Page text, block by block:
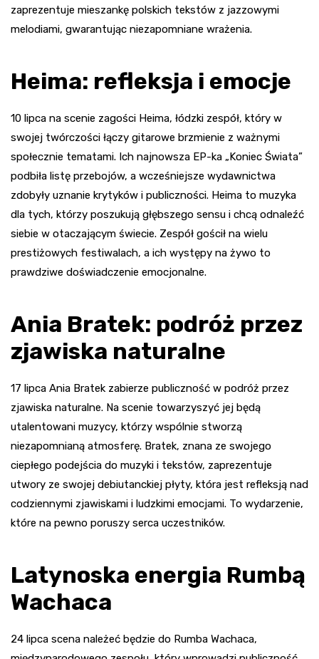
zaprezentuje mieszankę polskich tekstów z jazzowymi
melodiami, gwarantując niezapomniane wrażenia.
Heima: refleksja i emocje
10 lipca na scenie zagości Heima, łódzki zespół, który w
swojej twórczości łączy gitarowe brzmienie z ważnymi
społecznie tematami. Ich najnowsza EP-ka „Koniec Świata”
podbiła listę przebojów, a wcześniejsze wydawnictwa
zdobyły uznanie krytyków i publiczności. Heima to muzyka
dla tych, którzy poszukują głębszego sensu i chcą odnaleźć
siebie w otaczającym świecie. Zespół gościł na wielu
prestiżowych festiwalach, a ich występy na żywo to
prawdziwe doświadczenie emocjonalne.
Ania Bratek: podróż przez
zjawiska naturalne
17 lipca Ania Bratek zabierze publiczność w podróż przez
zjawiska naturalne. Na scenie towarzyszyć jej będą
utalentowani muzycy, którzy wspólnie stworzą
niezapomnianą atmosferę. Bratek, znana ze swojego
ciepłego podejścia do muzyki i tekstów, zaprezentuje
utwory ze swojej debiutanckiej płyty, która jest refleksją nad
codziennymi zjawiskami i ludzkimi emocjami. To wydarzenie,
które na pewno poruszy serca uczestników.
Latynoska energia Rumbą
Wachaca
24 lipca scena należeć będzie do Rumba Wachaca,